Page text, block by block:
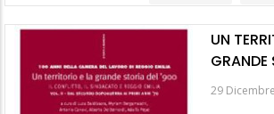
UN
GRANDE
29